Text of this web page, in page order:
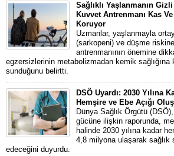
Sağlıklı Yaşlanmanın
Kuvvet Antrenmanı Kas Ve
Koruyor
Uzmanlar, yaşlanmayla
(sarkopeni) ve düşme
antrenmanının önemine
egzersizlerinin metabolizmadan kemik
sunduğunu belirtti.
DSÖ Uyardı: 2030 Yılına
Hemşire ve Ebe Açığı
Dünya Sağlık Örgütü
gücüne ilişkin raporunda,
halinde 2030 yılına kadar
4,8 milyona ulaşarak sağlık
edeceğini duyurdu.